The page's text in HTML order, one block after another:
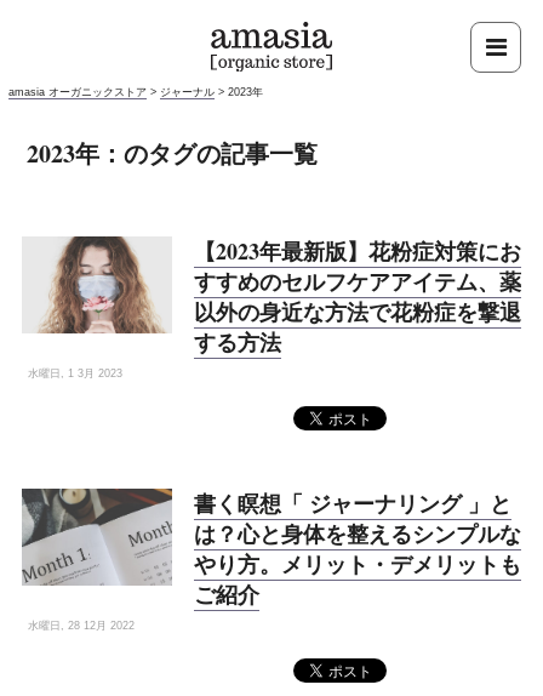
amasia オーガニックストア > ジャーナル >2023年
2023年：のタグの記事一覧
【2023年最新版】花粉症対策にお
すすめのセルフケアアイテム、薬
以外の身近な方法で花粉症を撃退
する方法
水曜日, 1 3月 2023
書く瞑想「 ジャーナリング 」と
は？心と身体を整えるシンプルな
やり方。メリット・デメリットも
ご紹介
水曜日, 28 12月 2022